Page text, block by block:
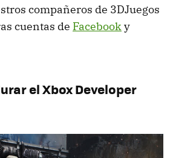
compañeros de 3DJuegos
cuentas de Facebooky
el Xbox Developer